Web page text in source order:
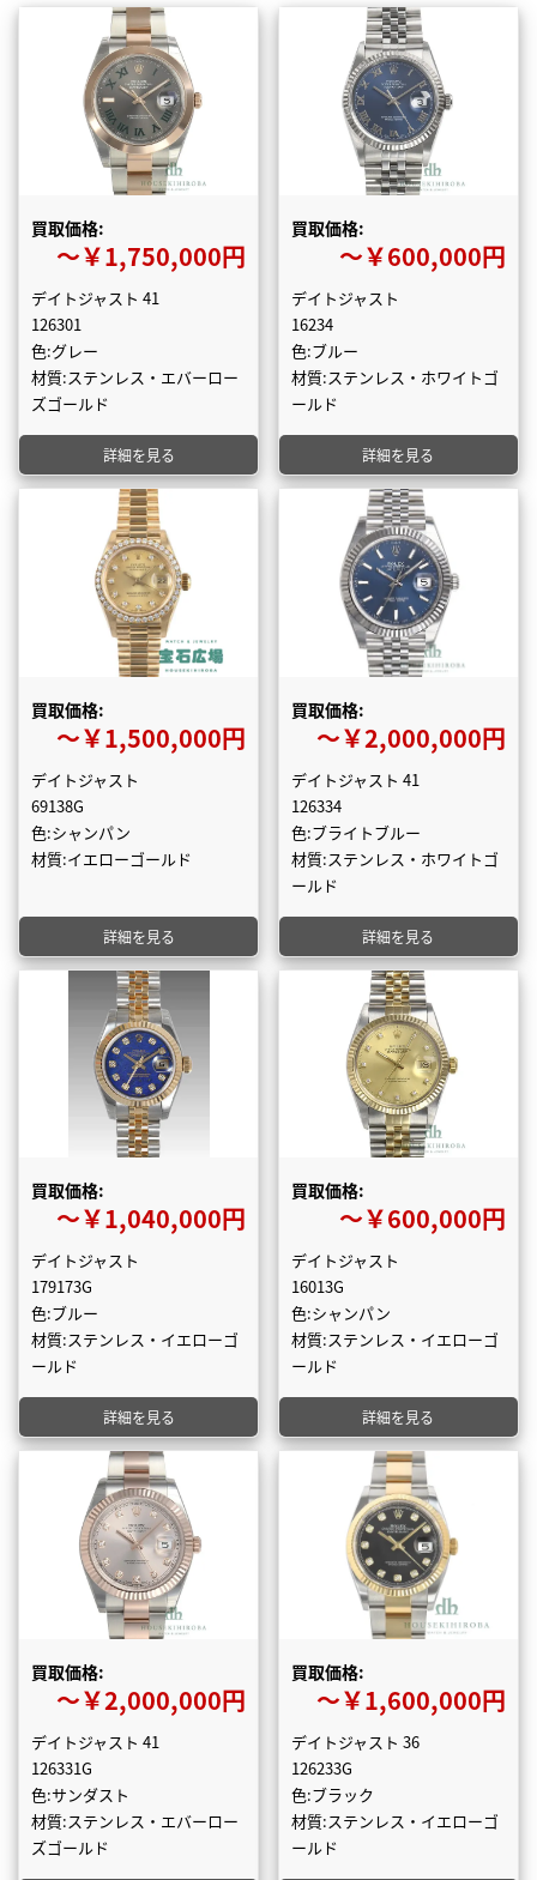
買取価格:
〜￥1,750,000円
デイトジャスト 41
126301
色:グレー
材質:ステンレス・エバーロー
ズゴールド
詳細を見る
買取価格:
〜￥600,000円
デイトジャスト
16234
色:ブルー
材質:ステンレス・ホワイトゴ
ールド
詳細を見る
買取価格:
〜￥1,500,000円
デイトジャスト
69138G
色:シャンパン
材質:イエローゴールド
詳細を見る
買取価格:
〜￥2,000,000円
デイトジャスト 41
126334
色:ブライトブルー
材質:ステンレス・ホワイトゴ
ールド
詳細を見る
買取価格:
〜￥1,040,000円
デイトジャスト
179173G
色:ブルー
材質:ステンレス・イエローゴ
ールド
詳細を見る
買取価格:
〜￥600,000円
デイトジャスト
16013G
色:シャンパン
材質:ステンレス・イエローゴ
ールド
詳細を見る
買取価格:
〜￥2,000,000円
デイトジャスト 41
126331G
色:サンダスト
材質:ステンレス・エバーロー
ズゴールド
買取価格:
〜￥1,600,000円
デイトジャスト 36
126233G
色:ブラック
材質:ステンレス・イエローゴ
ールド